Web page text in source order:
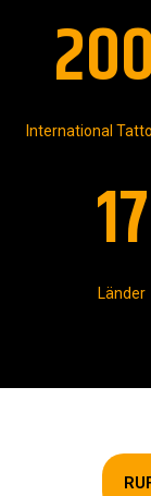
200
International
17
Länder